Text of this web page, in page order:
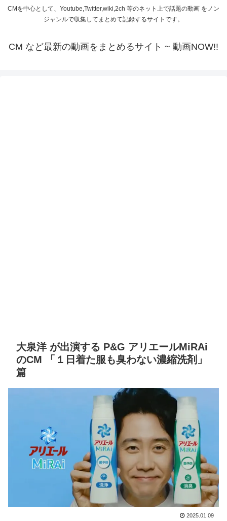
CMを中心として、Youtube,Twitter,wiki,2ch 等のネット上で話題の動画 をノン
ジャンルで収集してまとめて記録するサイトです。
CM など最新の動画をまとめるサイト ~ 動画NOW!!
大泉洋 が出演する P&G アリエールMiRAi
のCM 「１日着た服も臭わない濃縮洗剤」
篇
2025.01.09